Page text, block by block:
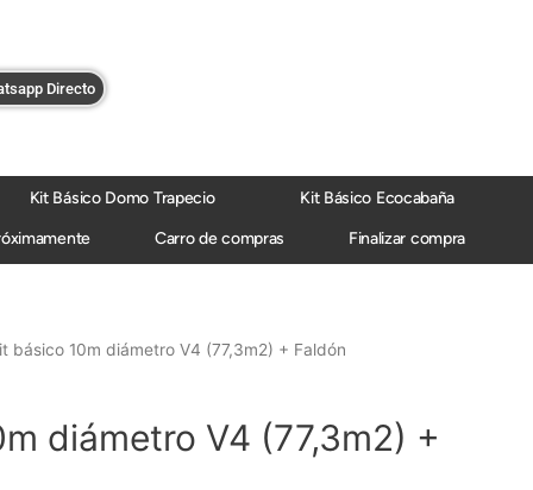
Directo
Kit Básico Domo Trapecio
Kit Básico Ecocabaña
Carro de compras Finalizar compra
básico 10m diámetro V4 (77,3m2) + Faldón
diámetro V4 (77,3m2) +